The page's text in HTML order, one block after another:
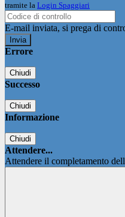
tramite la Login Spaggiari
E-mail inviata, si prega di
Errore
Chiudi
Successo
Chiudi
Informazione
Chiudi
Attendere...
Attendere il completamento